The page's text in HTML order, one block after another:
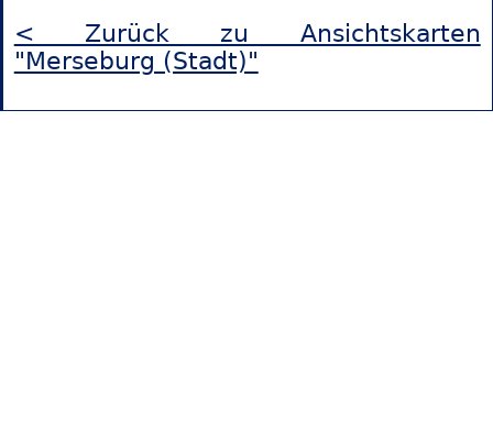
< Zurück zu Ansichtskarten
"Merseburg (Stadt)"